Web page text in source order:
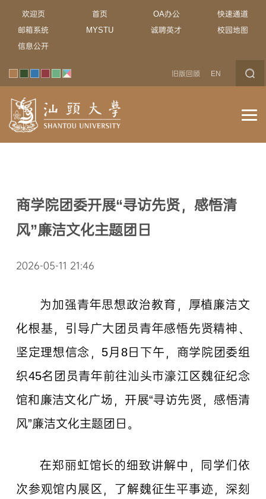
欢迎页 首页 OA办公
快速通道
邮箱系统
MYSTU 诚聘英才
校园地图
信息公开
旧版回顾 EN
商学院团委开展“寻访先贤，感悟清
风”廉洁文化主题团日
2026-05-11 21:46
为加强青年思想政治教育，厚植廉洁文
化根基，引导广大团员青年感悟先贤精神、
坚定理想信念，5月8日下午，商学院团委组
织45名团员青年前往汕头市濠江区魏征纪念
馆和廉洁文化广场，开展“寻访先贤，感悟清
风”廉洁文化主题团日。
在郑丽虹馆长的细致讲解中，同学们依
次参观馆内展区，了解魏征生平事迹，深刻